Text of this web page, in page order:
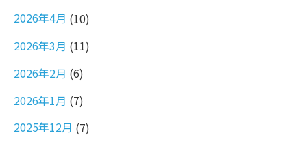
2026年4月 (10)
2026年3月 (11)
2026年2月 (6)
2026年1月 (7)
2025年12月 (7)